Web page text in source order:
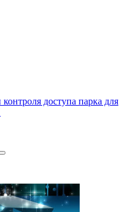
доступа парка для